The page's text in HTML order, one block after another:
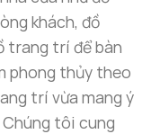
khách, đồ
trang trí để bàn
phong thủy theo
trí vừa mang ý
tôi cung